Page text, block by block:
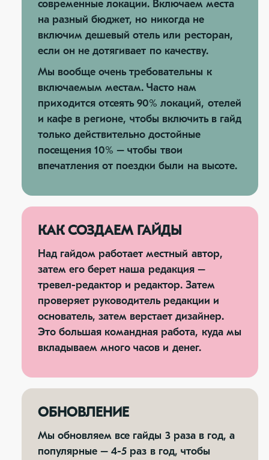
современные локации. Включаем места
на разный бюджет, но никогда не
включим дешевый отель или ресторан,
если он не дотягивает по качеству.
Мы вообще очень требовательны к
включаемым местам. Часто нам
приходится отсеять 90% локаций, отелей
и кафе в регионе, чтобы включить в гайд
только действительно достойные
посещения 10% – чтобы твои
впечатления от поездки были на высоте.
КАК СОЗДАЕМ ГАЙДЫ
Над гайдом работает местный автор,
затем его берет наша редакция –
тревел-редактор и редактор. Затем
проверяет руководитель редакции и
основатель, затем верстает дизайнер.
Это большая командная работа, куда мы
вкладываем много часов и денег.
ОБНОВЛЕНИЕ
Мы обновляем все гайды 3 раза в год, а
популярные – 4-5 раз в год, чтобы